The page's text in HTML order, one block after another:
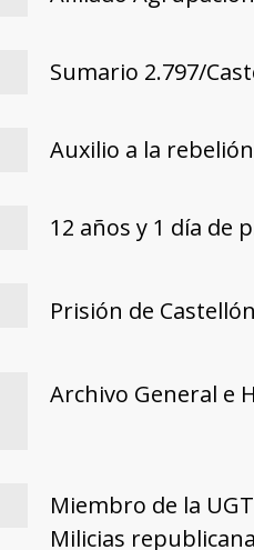
Sumario 2.797/
Auxilio a la rebelión
12 años y 1 día de
Prisión de Castellón
Archivo General e
Miembro de la
Milicias